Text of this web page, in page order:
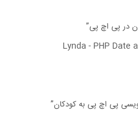
در پی اچ پی”
Lynda - PHP Date
پی اچ پی به کودکان”